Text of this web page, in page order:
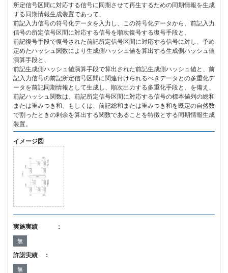
所定信号区間に対応する信号に同期させて再生するための同期情報を生成
する同期情報生成装置であって、
前記入力信号の符号化データを入力し、この符号化データから、前記入力
信号の所定信号区間に対応する信号を順次復号する復号手段と、
前記復号手段で復号された前記所定信号区間に対応する信号に対し、予め
定めたハッシュ関数により生成側ハッシュ値を算出する生成側ハッシュ値
演算手段と、
前記生成側ハッシュ値演算手段で算出された前記生成側ハッシュ値と、前
記入力信号の前記所定信号区間に関連付けられるべきデータとの多重化デ
ータを前記同期情報として生成し、順次出力する多重化手段と、を備え、
前記ハッシュ関数は、前記所定信号区間に対応する信号の標本値列の総和
または重みつき和、もしくは、前記総和または重みつき和を既定の自然数
で割ったときの剰余を算出する関数であることを特徴とする同期情報生成
装置。
イメージ図
実施実績 ：
無
許諾実績 ：
無